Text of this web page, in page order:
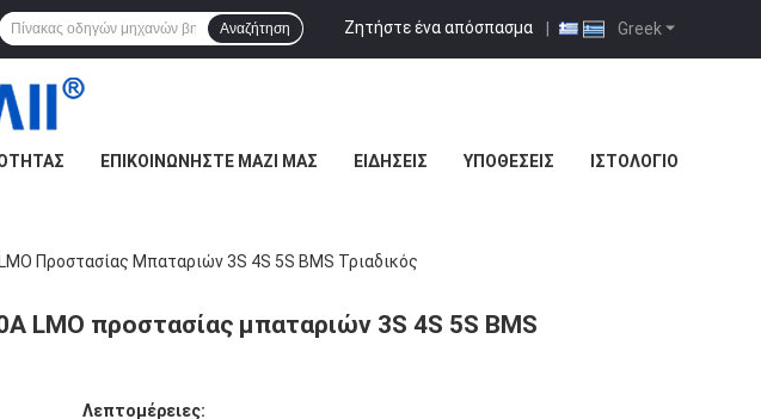
Greek
Ζητήστε ένα απόσπασμα |
Αναζήτηση
ΕΠΙΚΟΙΝΩΝΉΣΤΕ ΜΑΖΊ ΜΑΣ ΕΙΔΉΣΕΙΣ ΥΠΟΘΈΣΕΙΣ ΙΣΤΟΛΌΓΙΟ
Προστασίας Μπαταριών 3S 4S 5S BMS Τριαδικός
LMO προστασίας μπαταριών 3S 4S 5S BMS
Λεπτομέρειες: